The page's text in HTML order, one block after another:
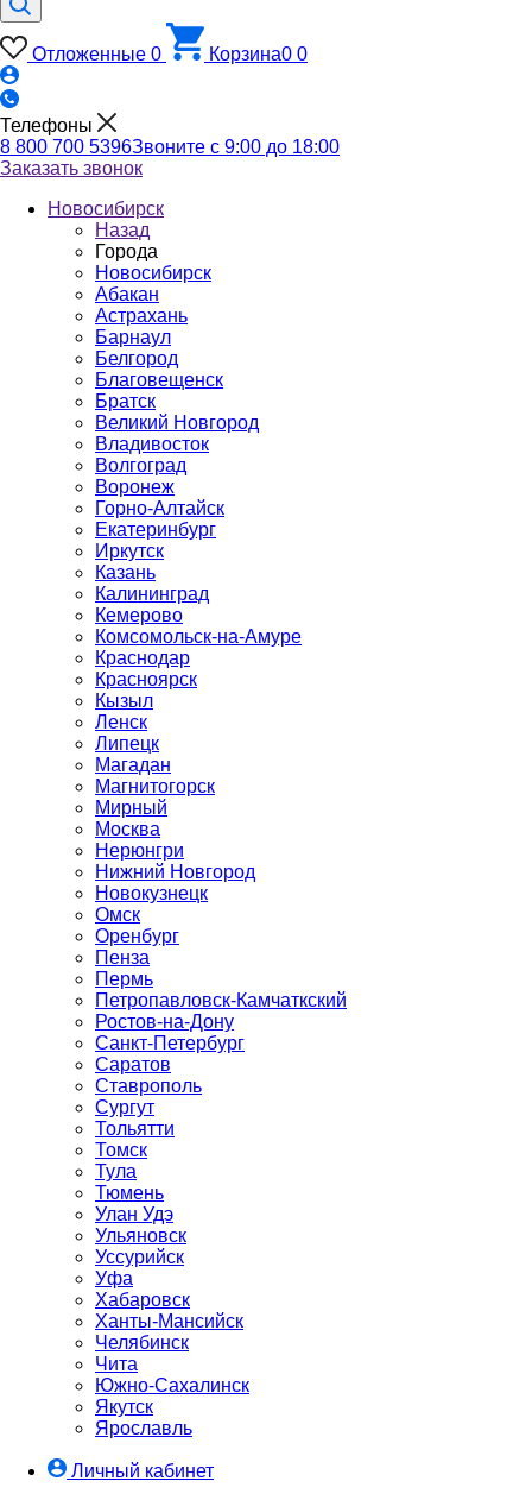
Отложенные 0 Корзина0 0
Телефоны
8 800 700 5396Звоните с 9:00 до 18:00
Заказать звонок
Новосибирск
Назад
Города
Новосибирск
Абакан
Астрахань
Барнаул
Белгород
Благовещенск
Братск
Великий Новгород
Владивосток
Волгоград
Воронеж
Горно-Алтайск
Екатеринбург
Иркутск
Казань
Калининград
Кемерово
Комсомольск-на-Амуре
Краснодар
Красноярск
Кызыл
Ленск
Липецк
Магадан
Магнитогорск
Мирный
Москва
Нерюнгри
Нижний Новгород
Новокузнецк
Омск
Оренбург
Пенза
Пермь
Петропавловск-Камчаткский
Ростов-на-Дону
Санкт-Петербург
Саратов
Ставрополь
Сургут
Тольятти
Томск
Тула
Тюмень
Улан Удэ
Ульяновск
Уссурийск
Уфа
Хабаровск
Ханты-Мансийск
Челябинск
Чита
Южно-Cахалинск
Якутск
Ярославль
Личный кабинет